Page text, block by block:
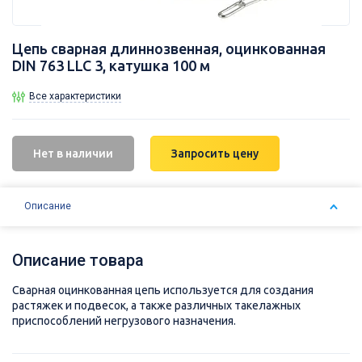
Цепь сварная длиннозвенная, оцинкованная
DIN 763 LLC 3, катушка 100 м
Все характеристики
Нет в наличии Запросить цену
Описание
Описание товара
Сварная оцинкованная цепь используется для создания
растяжек и подвесок, а также различных такелажных
приспособлений негрузового назначения.